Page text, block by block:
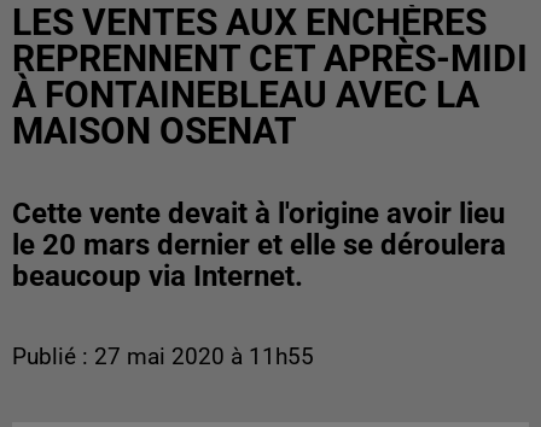
LES VENTES AUX ENCHÈRES
REPRENNENT CET APRÈS-MIDI
À FONTAINEBLEAU AVEC LA
MAISON OSENAT
Cette vente devait à l'origine avoir lieu
le 20 mars dernier et elle se déroulera
beaucoup via Internet.
Publié : 27 mai 2020 à 11h55